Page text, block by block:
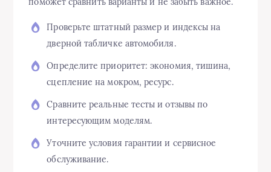
Проверьте штатный размер и индексы на
дверной табличке автомобиля.
Определите приоритет: экономия, тишина,
сцепление на мокром, ресурс.
Сравните реальные тесты и отзывы по
интересующим моделям.
Уточните условия гарантии и сервисное
обслуживание.